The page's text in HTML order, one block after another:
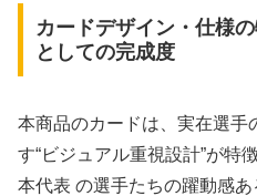
カードデザイン・仕様
としての完成度
本商品のカードは、実在選手
す“ビジュアル重視設計”が特
本代表 の選手たちの躍動感